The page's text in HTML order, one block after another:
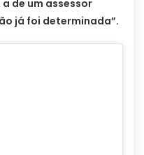
de um assessor
já foi determinada”.